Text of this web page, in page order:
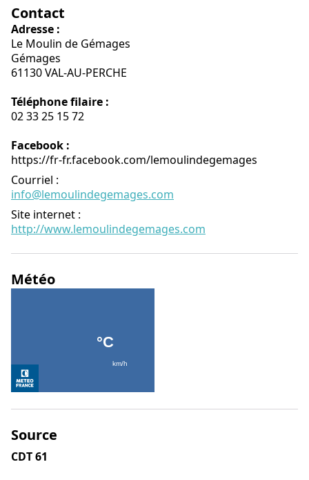
Contact
Adresse :
Le Moulin de Gémages
Gémages
61130 VAL-AU-PERCHE
Téléphone filaire :
02 33 25 15 72
Facebook :
https://fr-fr.facebook.com/lemoulindegemages
Courriel :
info@lemoulindegemages.com
Site internet :
http://www.lemoulindegemages.com
Météo
Source
CDT 61